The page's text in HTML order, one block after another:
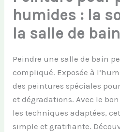
humides : la
la salle de bain
Peindre une salle de bain
compliqué. Exposée à
des peintures spéciales
et dégradations. Avec le
les techniques adaptées,
simple et gratifiante.